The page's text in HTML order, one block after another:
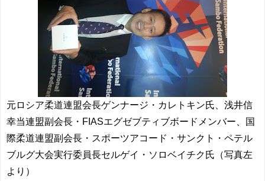
元ロシア柔道連盟会長ゲンナージ・カレトキン氏、浅井信
幸当連盟副会長・FIASエグゼブティブボードメンバー、国
際柔道連盟副会長・スポーツアコード・サンクト・ペテル
ブルグ大会実行委員長セルゲイ・ソロベイチク氏（写真左
より）